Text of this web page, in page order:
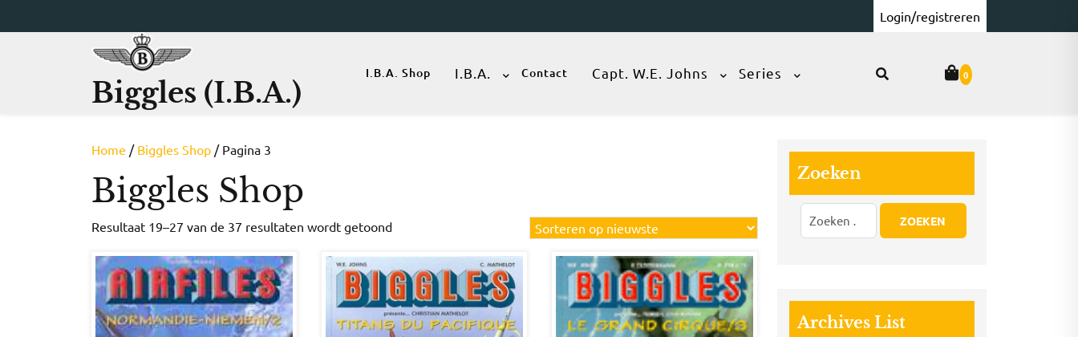
naar
Login/registreren
Biggles (I.B.A.)
I.B.A. Shop I.B.A. Contact Capt. W.E. Johns Series 0
Home / Biggles Shop / Pagina 3
Biggles Shop
Resultaat 19–27 van de 37 resultaten wordt getoondGesorteerd
Zoeken
Archives List